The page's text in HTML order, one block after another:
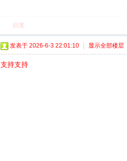
回复
发表于 2026-6-3 22:01:10 显示全部楼层
支持支持